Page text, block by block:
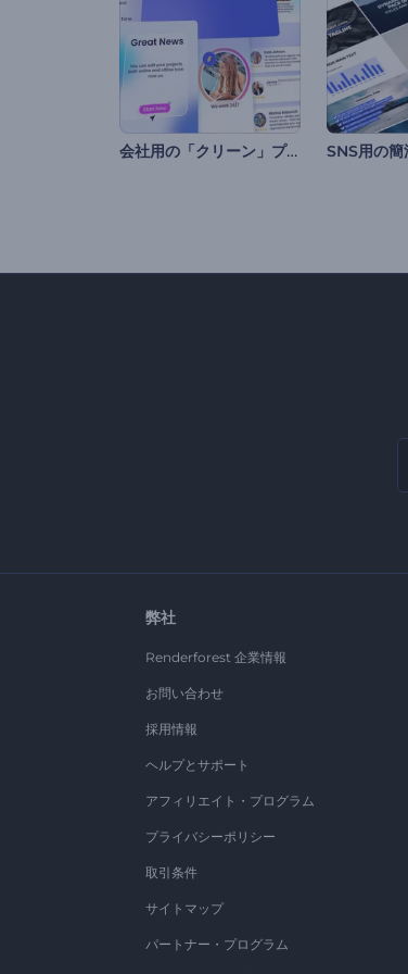
会社用の「クリーン」プレゼンテーション
弊社
Renderforest 企業情報
お問い合わせ
採用情報
ヘルプとサポート
アフィリエイト・プログラム
プライバシーポリシー
取引条件
サイトマップ
パートナー・プログラム